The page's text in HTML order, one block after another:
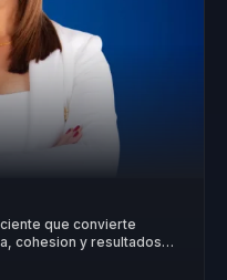
que convierte
cohesion y resultados